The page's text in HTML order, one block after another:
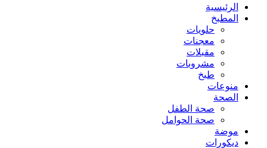
الرئيسية
المطبخ
حلويات
معجنات
مقبلات
مشروبات
طبخ
منوعات
الصحة
صحة الطفل
صحة الحوامل
موضة
ديكورات